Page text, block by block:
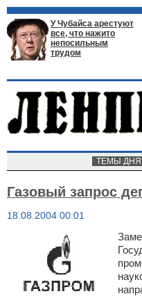
У Чубайса арестуют
все, что нажито
непосильным
трудом
ТЕМЫ ДНЯ
Газовый запрос
18.08.2004 00:01